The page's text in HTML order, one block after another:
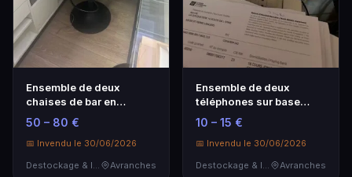
Ensemble de deux
chaises de bar en
velours bleu capitonné
Su…
50 – 80 €
📅 Invendu le 30/06/2026
Destockage & Invendus
Avranches
Ensemble de deux
téléphones sur base
ALCATEL
10 – 15 €
📅 Invendu le 30/06/2026
Destockage & Invendus
Avranches